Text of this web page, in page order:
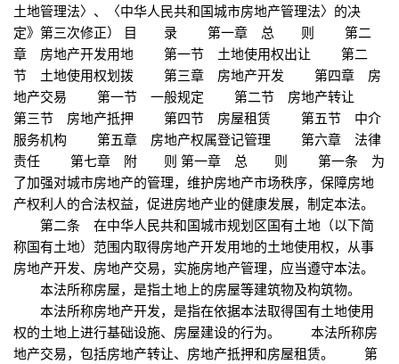
土地管理法〉、〈中华人民共和国城市房地产管理法〉的决
定》第三次修正） 目 录 第一章 总 则 第二
章 房地产开发用地 第一节 土地使用权出让 第二
节 土地使用权划拨 第三章 房地产开发 第四章 房
地产交易 第一节 一般规定 第二节 房地产转让
第三节 房地产抵押 第四节 房屋租赁 第五节 中介
服务机构 第五章 房地产权属登记管理 第六章 法律
责任 第七章 附 则 第一章 总 则 第一条 为
了加强对城市房地产的管理，维护房地产市场秩序，保障房地
产权利人的合法权益，促进房地产业的健康发展，制定本法。
第二条 在中华人民共和国城市规划区国有土地（以下简
称国有土地）范围内取得房地产开发用地的土地使用权，从事
房地产开发、房地产交易，实施房地产管理，应当遵守本法。
本法所称房屋，是指土地上的房屋等建筑物及构筑物。
本法所称房地产开发，是指在依据本法取得国有土地使用
权的土地上进行基础设施、房屋建设的行为。 本法所称房
地产交易，包括房地产转让、房地产抵押和房屋租赁。 第